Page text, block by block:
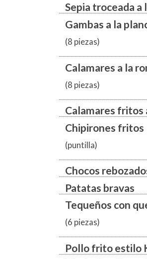
Sepia troceada a
Gambas a la
(8 piezas)
Calamares a la
(8 piezas)
Calamares fritos
Chipirones fritos
(puntilla)
Chocos
Patatas bravas
Tequeños con
(6 piezas)
Pollo frito estilo